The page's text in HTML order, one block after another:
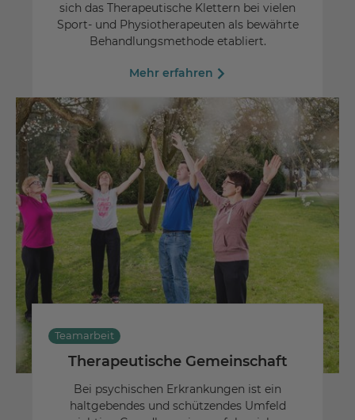
sich das Therapeutische Klettern bei vielen
Sport- und Physiotherapeuten als bewährte
Behandlungsmethode etabliert.
Mehr erfahren
Teamarbeit
Therapeutische Gemeinschaft
Bei psychischen Erkrankungen ist ein
haltgebendes und schützendes Umfeld